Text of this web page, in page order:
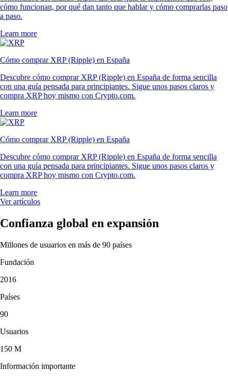
cómo funcionan, por qué dan tanto que hablar y cómo comprarlas paso
a paso.
Learn more
Cómo comprar XRP (Ripple) en España
Descubre cómo comprar XRP (Ripple) en España de forma sencilla
con una guía pensada para principiantes. Sigue unos pasos claros y
compra XRP hoy mismo con Crypto.com.
Learn more
Cómo comprar XRP (Ripple) en España
Descubre cómo comprar XRP (Ripple) en España de forma sencilla
con una guía pensada para principiantes. Sigue unos pasos claros y
compra XRP hoy mismo con Crypto.com.
Learn more
Ver artículos
Confianza global en expansión
Millones de usuarios en más de 90 países
Fundación
2016
Países
90
Usuarios
150 M
Información importante